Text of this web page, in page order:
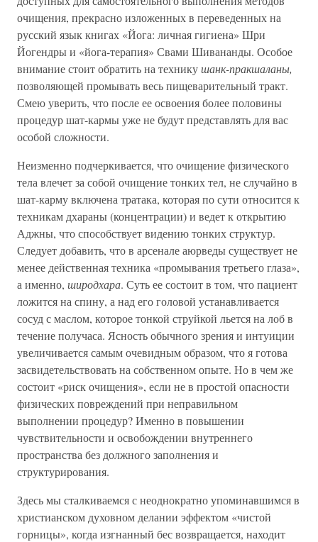
очищения, прекрасно изложенных в переведенных на
русский язык книгах «Йога: личная гигиена» Шри
Йогендры и «йога-терапия» Свами Шивананды. Особое
внимание стоит обратить на техникушанк-пракшаланы,
позволяющей промывать весь пищеварительный тракт.
Смею уверить, что после ее освоения более половины
процедур шат-кармы уже не будут представлять для вас
особой сложности.
Неизменно подчеркивается, что очищение физического
тела влечет за собой очищение тонких тел, не случайно в
шат-карму включена тратака, которая по сути относится к
техникам дхараны (концентрации) и ведет к открытию
Аджны, что способствует видению тонких структур.
Следует добавить, что в арсенале аюрведы существует не
менее действенная техника «промывания третьего глаза»,
а именно, широдхара. Суть ее состоит в том, что пациент
ложится на спину, а над его головой устанавливается
сосуд с маслом, которое тонкой струйкой льется на лоб в
течение получаса. Ясность обычного зрения и интуиции
увеличивается самым очевидным образом, что я готова
засвидетельствовать на собственном опыте. Но в чем же
состоит «риск очищения», если не в простой опасности
физических повреждений при неправильном
выполнении процедур? Именно в повышении
чувствительности и освобождении внутреннего
пространства без должного заполнения и
структурирования.
Здесь мы сталкиваемся с неоднократно упоминавшимся в
христианском духовном делании эффектом «чистой
горницы», когда изгнанный бес возвращается, находит